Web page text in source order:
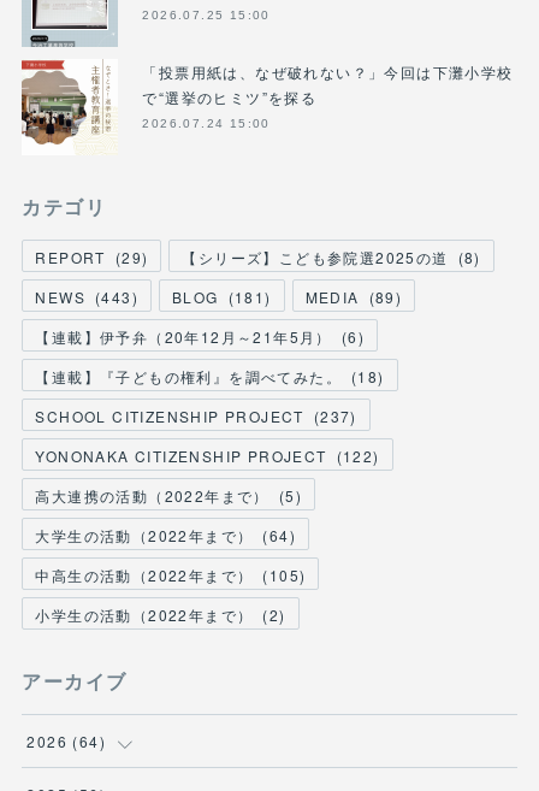
2026.07.25 15:00
「投票用紙は、なぜ破れない？」今回は下灘小学校
で“選挙のヒミツ”を探る
2026.07.24 15:00
カテゴリ
REPORT (29) 【シリーズ】こども参院選2025の道 (8)
NEWS (443) BLOG (181) MEDIA (89)
【連載】伊予弁（20年12月～21年5月）
(6)
【連載】『子どもの権利』を調べてみた。
(18)
SCHOOL CITIZENSHIP PROJECT
(237)
YONONAKA CITIZENSHIP PROJECT
(122)
高大連携の活動（2022年まで）
(5)
大学生の活動（2022年まで）
(64)
中高生の活動（2022年まで）
(105)
小学生の活動（2022年まで）
(2)
アーカイブ
2026 (64)